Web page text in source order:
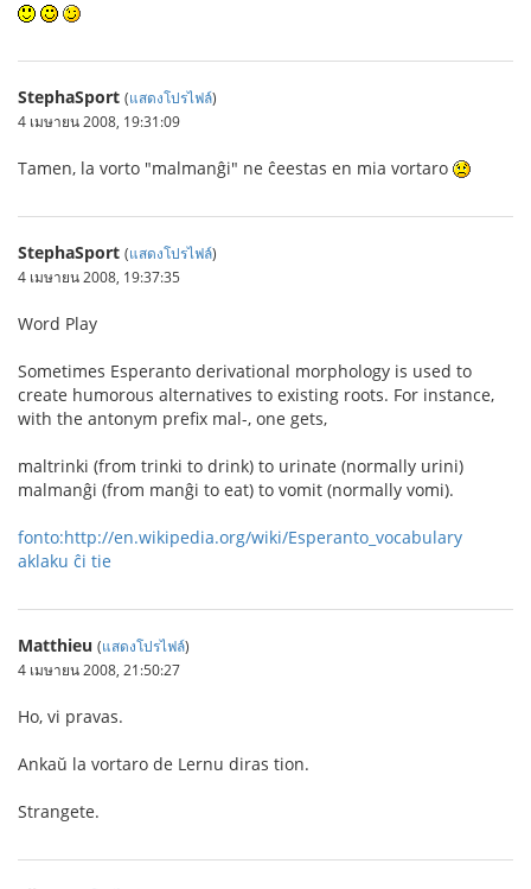
StephaSport (แสดงโปรไฟล์)
4 เมษายน 2008, 19:31:09
Tamen, la vorto "malmanĝi" ne ĉeestas en mia vortaro
StephaSport (แสดงโปรไฟล์)
4 เมษายน 2008, 19:37:35
Word Play
Sometimes Esperanto derivational morphology is used to
create humorous alternatives to existing roots. For instance,
with the antonym prefix mal-, one gets,
maltrinki (from trinki to drink) to urinate (normally urini)
malmanĝi (from manĝi to eat) to vomit (normally vomi).
fonto:http://en.wikipedia.org/wiki/Esperanto_vocabulary
aklaku ĉi tie
Matthieu (แสดงโปรไฟล์)
4 เมษายน 2008, 21:50:27
Ho, vi pravas.
Ankaŭ la vortaro de Lernu diras tion.
Strangete.